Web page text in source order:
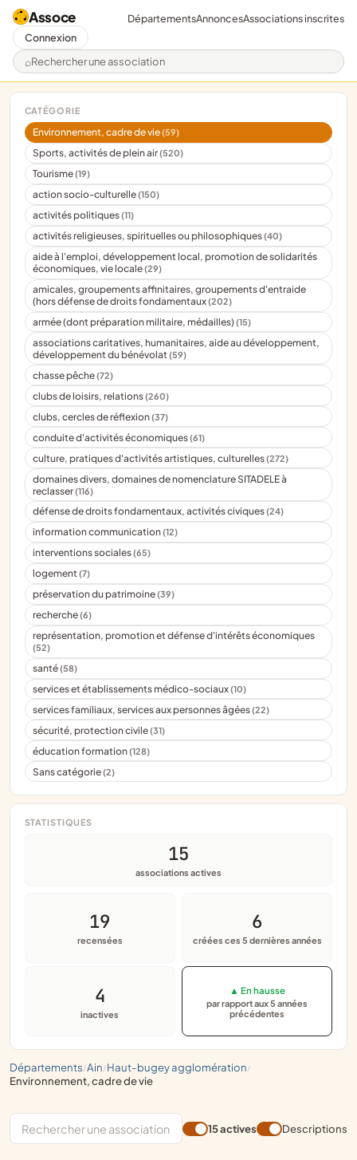
Assoce
Rechercher une association
DépartementsAnnoncesAssociations inscrites
Connexion
départements/ ain/ haut-bugey agglomération/
environnement, cadre de vie
CATÉGORIE
Environnement, cadre de vie(59)
Sports, activités de plein air(520)
Tourisme(19)
action socio-culturelle(150)
activités politiques(11)
activités religieuses, spirituelles ou philosophiques(40)
aide à l'emploi, développement local, promotion de solidarités
économiques, vie locale(29)
amicales, groupements affinitaires, groupements d'entraide
(hors défense de droits fondamentaux(202)
armée (dont préparation militaire, médailles)(15)
associations caritatives, humanitaires, aide au développement,
développement du bénévolat(59)
chasse pêche(72)
clubs de loisirs, relations(260)
clubs, cercles de réflexion(37)
conduite d'activités économiques(61)
culture, pratiques d'activités artistiques, culturelles(272)
domaines divers, domaines de nomenclature SITADELE à
reclasser(116)
défense de droits fondamentaux, activités civiques(24)
information communication(12)
interventions sociales(65)
logement(7)
préservation du patrimoine(39)
recherche(6)
représentation, promotion et défense d'intérêts économiques
(52)
santé(58)
services et établissements médico-sociaux(10)
services familiaux, services aux personnes âgées(22)
sécurité, protection civile(31)
éducation formation(128)
Sans catégorie(2)
STATISTIQUES
15
associations actives
19
recensées
6
créées ces 5 dernières années
4
inactives
▲ En hausse
par rapport aux 5 années
précédentes
15 actives Descriptions